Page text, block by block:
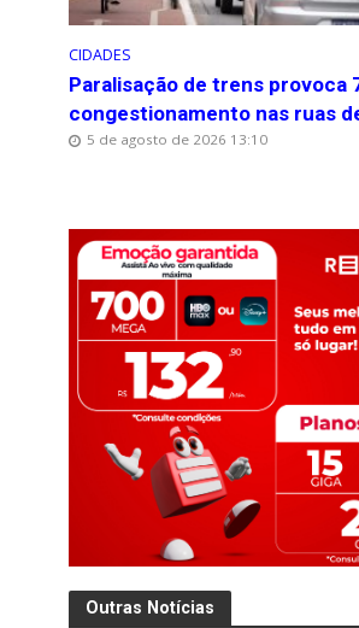
CIDADES
Paralisação de trens provoca
congestionamento nas ruas
5 de agosto de 2026 13:10
Outras Notícias